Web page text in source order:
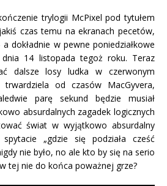
trylogii McPixel pod tytułem
czas temu na ekranach pecetów,
dokładnie w pewne poniedziałkowe
dnia 14 listopada tegoż roku. Teraz
dalsze losy ludka w czerwonym
trwardziela od czasów MacGyvera,
parę sekund będzie musiał
absurdalnych zagadek logicznych
świat w wyjątkowo absurdalny
„gdzie się podziała cześć
nie było, no ale kto by się na serio
tej nie do końca poważnej grze?